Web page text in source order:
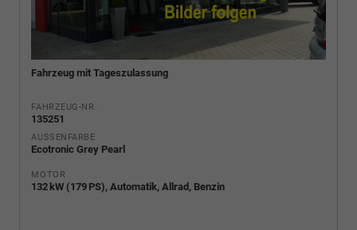
Fahrzeug mit Tageszulassung
FAHRZEUG-NR.
135251
AUSSENFARBE
Ecotronic Grey Pearl
MOTOR
132 kW (179 PS), Automatik, Allrad, Benzin